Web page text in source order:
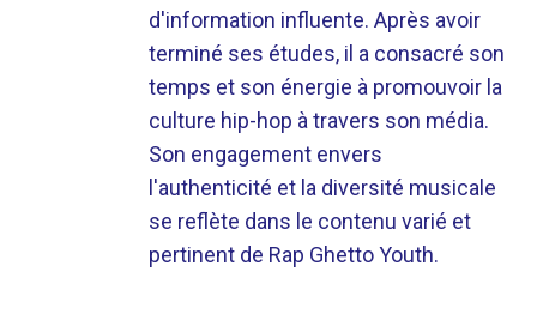
d'information influente. Après avoir
terminé ses études, il a consacré son
temps et son énergie à promouvoir la
culture hip-hop à travers son média.
Son engagement envers
l'authenticité et la diversité musicale
se reflète dans le contenu varié et
pertinent de Rap Ghetto Youth.